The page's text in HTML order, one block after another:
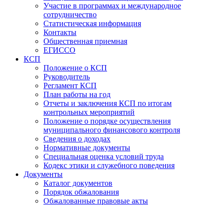
Участие в программах и международное
сотрудничество
Статистическая информация
Контакты
Общественная приемная
ЕГИССО
КСП
Положение о КСП
Руководитель
Регламент КСП
План работы на год
Отчеты и заключения КСП по итогам
контрольных мероприятий
Положение о порядке осуществления
муниципального финансового контроля
Сведения о доходах
Нормативные документы
Специальная оценка условий труда
Кодекс этики и служебного поведения
Документы
Каталог документов
Порядок обжалования
Обжалованные правовые акты